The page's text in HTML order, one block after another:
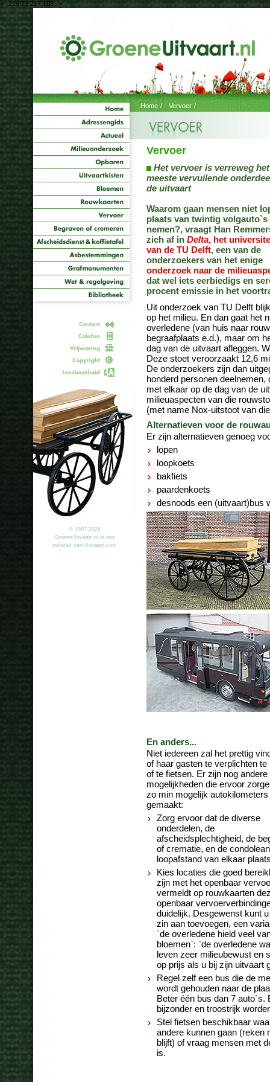
<--216.73.217.103-->
© 1997-2026
GroeneUitvaart.nl is een
initiatief van Uitvaart.com
Home / Vervoer /
Vervoer
Het vervoer is verreweg het
meeste vervuilende
de uitvaart
Waarom gaan mensen niet
plaats van twintig volgauto`s
nemen?, vraagt Han
zich af in Delta, het
van de TU Delft, een van de
onderzoekers van het enige
onderzoek naar de
dat wel iets eerbiedigs en
procent emissie in het
Uit onderzoek van TU Delft
op het milieu. En dan gaat het
overledene (van huis naar
begraafplaats e.d.), maar om
dag van de uitvaart afleggen.
Deze stoet veroorzaakt 12,6
De onderzoekers zijn dan
honderd personen
met elkaar op de dag van de
milieuaspecten van die
(met name Nox-uitstoot van
Alternatieven voor de
Er zijn alternatieven genoeg
lopen
loopkoets
bakfiets
paardenkoets
desnoods een (uitvaart)bus
En anders...
Niet iedereen zal het prettig
of haar gasten te verplichten te
of te fietsen. Er zijn nog andere
mogelijkheden die ervoor
zo min mogelijk
gemaakt:
Zorg ervoor dat de diverse
onderdelen, de
afscheidsplechtigheid, de
of crematie, en de
loopafstand van elkaar
Kies locaties die goed
zijn met het openbaar
vermeldt op rouwkaarten
openbaar
duidelijk. Desgewenst kunt
zin aan toevoegen, een
`de overledene hield veel
bloemen`: `de overledene
leven zeer milieubewust en
op prijs als u bij zijn uitvaart
Regel zelf een bus die de
wordt gehouden naar de
Beter één bus dan 7
bijzonder en troostrijk
Stel fietsen beschikbaar
andere kunnen gaan (reken
blijft) of vraag mensen met
is.